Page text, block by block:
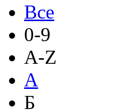
Все
0-9
A-Z
А
Б